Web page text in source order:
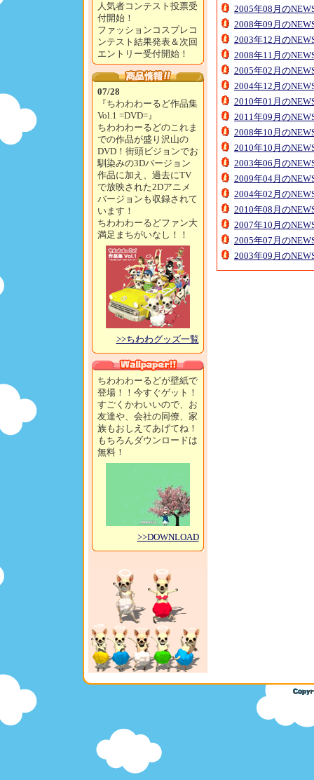
人気者コンテスト投票受
付開始！
ファッションコスプレコ
ンテスト結果発表＆次回
エントリー受付開始！
07/28
『ちわわわーるど作品集
Vol.1 =DVD=』
ちわわわーるどのこれま
での作品が盛り沢山の
DVD！街頭ビジョンでお
馴染みの3Dバージョン
作品に加え、過去にTV
で放映された2Dアニメ
バージョンも収録されて
います！
ちわわわーるどファン大
満足まちがいなし！！
>>ちわわグッズ一覧
ちわわわーるどが壁紙で
登場！！今すぐゲット！
すごくかわいいので、お
友達や、会社の同僚、家
族もおしえてあげてね！
もちろんダウンロードは
無料！
>>DOWNLOAD
2005年08月の
2008年09月の
2003年12月の
2008年11月の
2005年02月の
2004年12月の
2010年01月の
2011年09月の
2008年10月の
2010年10月の
2003年06月の
2009年04月の
2004年02月の
2010年08月の
2007年10月の
2005年07月の
2003年09月の